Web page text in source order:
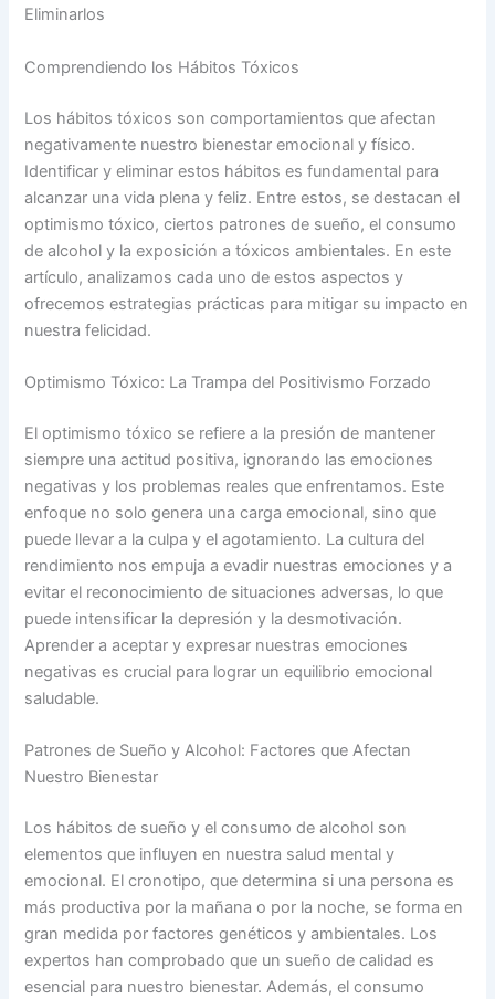
Eliminarlos
Comprendiendo los Hábitos Tóxicos
Los hábitos tóxicos son comportamientos que afectan
negativamente nuestro bienestar emocional y físico.
Identificar y eliminar estos hábitos es fundamental para
alcanzar una vida plena y feliz. Entre estos, se destacan el
optimismo tóxico, ciertos patrones de sueño, el consumo
de alcohol y la exposición a tóxicos ambientales. En este
artículo, analizamos cada uno de estos aspectos y
ofrecemos estrategias prácticas para mitigar su impacto en
nuestra felicidad.
Optimismo Tóxico: La Trampa del Positivismo Forzado
El optimismo tóxico se refiere a la presión de mantener
siempre una actitud positiva, ignorando las emociones
negativas y los problemas reales que enfrentamos. Este
enfoque no solo genera una carga emocional, sino que
puede llevar a la culpa y el agotamiento. La cultura del
rendimiento nos empuja a evadir nuestras emociones y a
evitar el reconocimiento de situaciones adversas, lo que
puede intensificar la depresión y la desmotivación.
Aprender a aceptar y expresar nuestras emociones
negativas es crucial para lograr un equilibrio emocional
saludable.
Patrones de Sueño y Alcohol: Factores que Afectan
Nuestro Bienestar
Los hábitos de sueño y el consumo de alcohol son
elementos que influyen en nuestra salud mental y
emocional. El cronotipo, que determina si una persona es
más productiva por la mañana o por la noche, se forma en
gran medida por factores genéticos y ambientales. Los
expertos han comprobado que un sueño de calidad es
esencial para nuestro bienestar. Además, el consumo